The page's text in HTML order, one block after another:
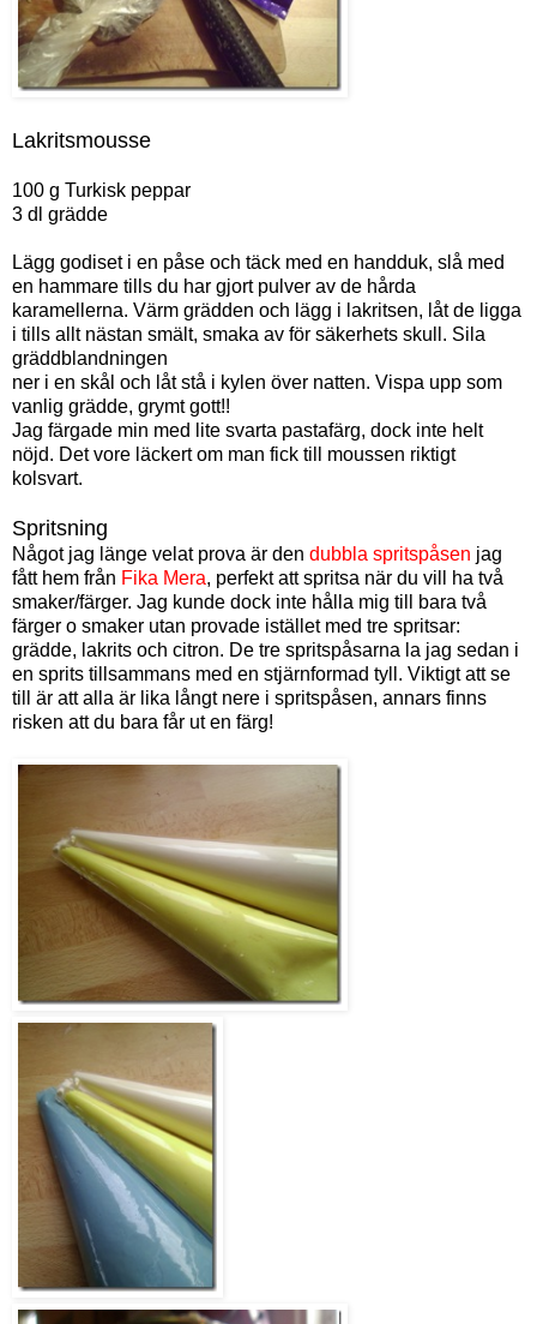
Lakritsmousse
100 g Turkisk peppar
3 dl grädde
Lägg godiset i en påse och täck med en handduk, slå med
en hammare tills du har gjort pulver av de hårda
karamellerna. Värm grädden och lägg i lakritsen, låt de ligga
i tills allt nästan smält, smaka av för säkerhets skull. Sila
gräddblandningen
ner i en skål och låt stå i kylen över natten. Vispa upp som
vanlig grädde, grymt gott!!
Jag färgade min med lite svarta pastafärg, dock inte helt
nöjd. Det vore läckert om man fick till moussen riktigt
kolsvart.
Spritsning
Något jag länge velat prova är den dubbla spritspåsen jag
fått hem från Fika Mera, perfekt att spritsa när du vill ha två
smaker/färger. Jag kunde dock inte hålla mig till bara två
färger o smaker utan provade istället med tre spritsar:
grädde, lakrits och citron. De tre spritspåsarna la jag sedan i
en sprits tillsammans med en stjärnformad tyll. Viktigt att se
till är att alla är lika långt nere i spritspåsen, annars finns
risken att du bara får ut en färg!